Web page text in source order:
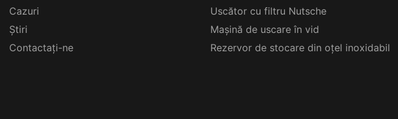
Cazuri
Ştiri
Contactați-ne
Uscător cu filtru Nutsche
Mașină de uscare în vid
Rezervor de stocare din oțel inoxidabil